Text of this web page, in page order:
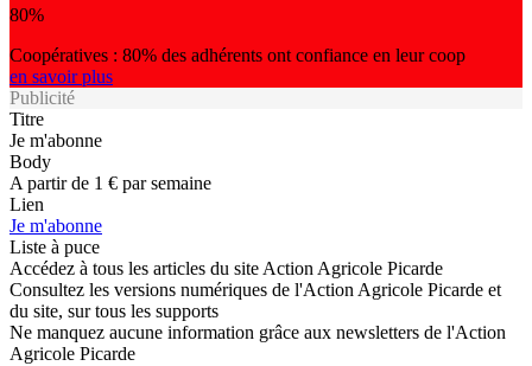
80%
Coopératives : 80% des adhérents ont confiance en leur coop
en savoir plus
Publicité
Titre
Je m'abonne
Body
A partir de 1 € par semaine
Lien
Je m'abonne
Liste à puce
Accédez à tous les articles du site Action Agricole Picarde
Consultez les versions numériques de l'Action Agricole Picarde et
du site, sur tous les supports
Ne manquez aucune information grâce aux newsletters de l'Action
Agricole Picarde